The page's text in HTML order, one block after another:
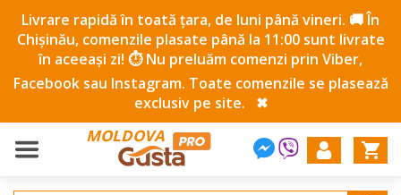
Livrare rapidă în toată țara, de luni până vineri. 🚚 În
Chișinău, comenzile plasate până la 11:00 sunt livrate
în aceeași zi! ⏱️ Nu preluăm comenzi prin Viber,
Facebook sau Instagram. Toate comenzile se plasează
exclusiv pe site.
✖
MOLDOVA